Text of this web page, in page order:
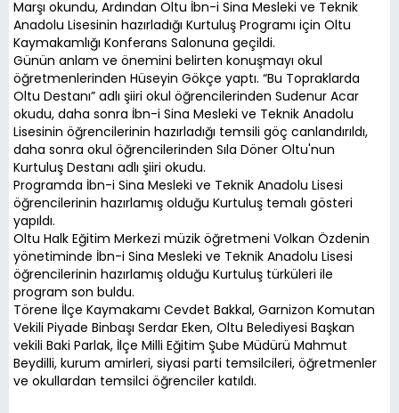
Marşı okundu, Ardından Oltu İbn-i Sina Mesleki ve Teknik
Anadolu Lisesinin hazırladığı Kurtuluş Programı için Oltu
Kaymakamlığı Konferans Salonuna geçildi.
Günün anlam ve önemini belirten konuşmayı okul
öğretmenlerinden Hüseyin Gökçe yaptı. “Bu Topraklarda
Oltu Destanı” adlı şiiri okul öğrencilerinden Sudenur Acar
okudu, daha sonra İbn-i Sina Mesleki ve Teknik Anadolu
Lisesinin öğrencilerinin hazırladığı temsili göç canlandırıldı,
daha sonra okul öğrencilerinden Sıla Döner Oltu'nun
Kurtuluş Destanı adlı şiiri okudu.
Programda İbn-i Sina Mesleki ve Teknik Anadolu Lisesi
öğrencilerinin hazırlamış olduğu Kurtuluş temalı gösteri
yapıldı.
Oltu Halk Eğitim Merkezi müzik öğretmeni Volkan Özdenin
yönetiminde İbn-i Sina Mesleki ve Teknik Anadolu Lisesi
öğrencilerinin hazırlamış olduğu Kurtuluş türküleri ile
program son buldu.
Törene İlçe Kaymakamı Cevdet Bakkal, Garnizon Komutan
Vekili Piyade Binbaşı Serdar Eken, Oltu Belediyesi Başkan
vekili Baki Parlak, İlçe Milli Eğitim Şube Müdürü Mahmut
Beydilli, kurum amirleri, siyasi parti temsilcileri, öğretmenler
ve okullardan temsilci öğrenciler katıldı.